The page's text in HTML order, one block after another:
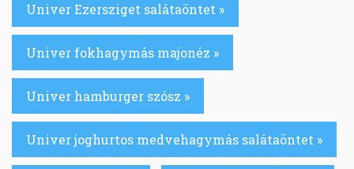
Univer Ezersziget salátaöntet »
Univer fokhagymás majonéz »
Univer hamburger szósz »
Univer joghurtos medvehagymás salátaöntet »